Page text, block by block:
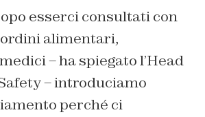
esserci consultati con
alimentari,
– ha spiegato l’Head
– introduciamo
perché ci